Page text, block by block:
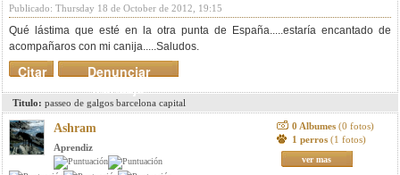
Publicado: Thursday 18 de October de 2012, 19:15
Qué lástima que esté en la otra punta de España.....estaría encantado de
acompañaros con mi canija.....Saludos.
Denunciar
mensaje
Citar
Titulo: passeo de galgos barcelona capital
Ashram
Aprendiz
0 Albumes (0 fotos)
1 perros (1 fotos)
ver mas